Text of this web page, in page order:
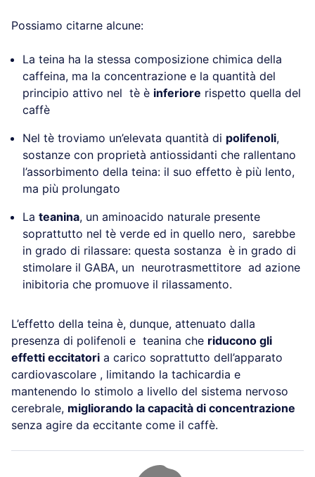
Possiamo citarne alcune:
La teina ha la stessa composizione chimica della
caffeina, ma la concentrazione e la quantità del
principio attivo nel tè è inferiore rispetto quella del
caffè
Nel tè troviamo un’elevata quantità di polifenoli,
sostanze con proprietà antiossidanti che rallentano
l’assorbimento della teina: il suo effetto è più lento,
ma più prolungato
La teanina, un aminoacido naturale presente
soprattutto nel tè verde ed in quello nero, sarebbe
in grado di rilassare: questa sostanza è in grado di
stimolare il GABA, un neurotrasmettitore ad azione
inibitoria che promuove il rilassamento.
L’effetto della teina è, dunque, attenuato dalla
presenza di polifenoli e teanina che riducono gli
effetti eccitatori a carico soprattutto dell’apparato
cardiovascolare , limitando la tachicardia e
mantenendo lo stimolo a livello del sistema nervoso
cerebrale, migliorando la capacità di concentrazione
senza agire da eccitante come il caffè.